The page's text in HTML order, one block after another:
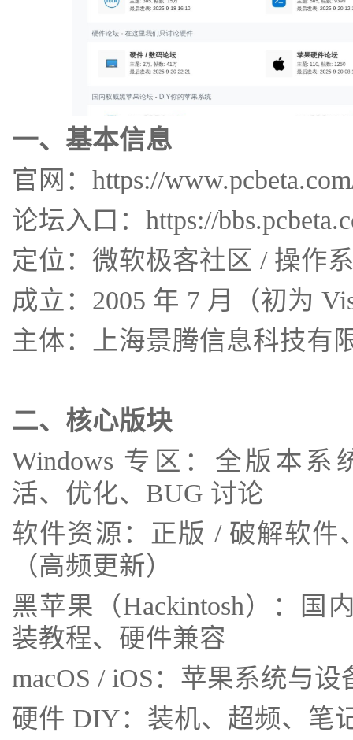
一、基本信息
官网：https://
论坛入口：https://
定位：微软极客社区 / 操作
成立：2005 年 7 月（初为
主体：上海景腾信息科技有
二、核心版块
Windows 专区：全版本系
活、优化、BUG 讨论
软件资源：正版 / 破解软件
（高频更新）
黑苹果（Hackintosh）：国
装教程、硬件兼容
macOS / iOS：苹果系统与
硬件 DIY：装机、超频、笔